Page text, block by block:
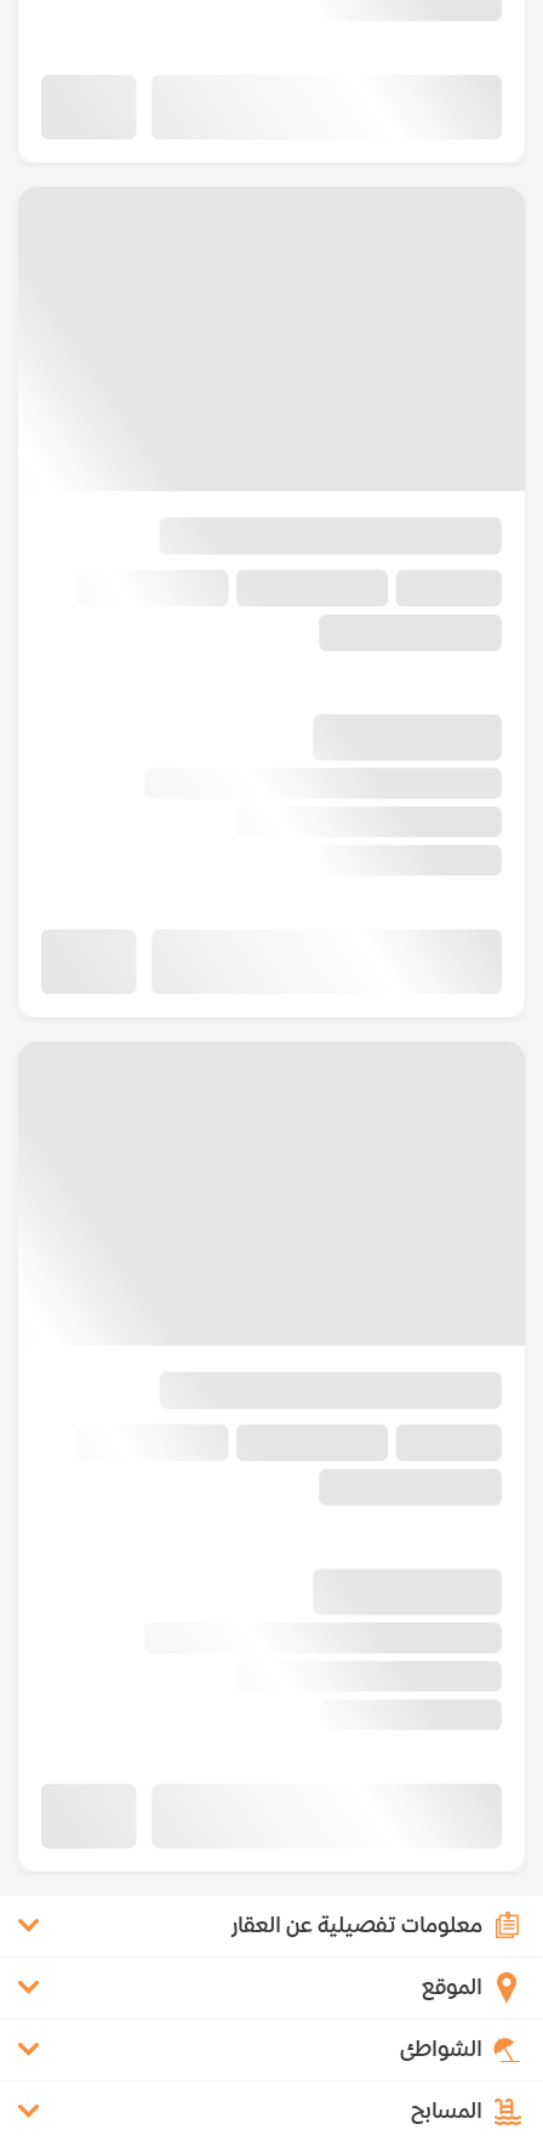
معلومات تفصيلية عن العقار
الموقع
الشواطئ
المسابح